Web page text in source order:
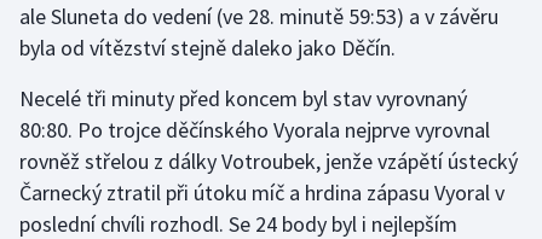
Moderní pětiboj
Motorsport
Olympijské hry
Parasport
ale Sluneta do vedení (ve 28. minutě 59:53) a v závěru
byla od vítězství stejně daleko jako Děčín.
Necelé tři minuty před koncem byl stav vyrovnaný
80:80. Po trojce děčínského Vyorala nejprve vyrovnal
rovněž střelou z dálky Votroubek, jenže vzápětí ústecký
Čarnecký ztratil při útoku míč a hrdina zápasu Vyoral v
poslední chvíli rozhodl. Se 24 body byl i nejlepším